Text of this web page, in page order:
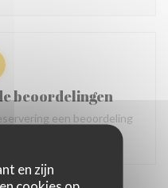
en zijn
beoordelingen
een beoordeling